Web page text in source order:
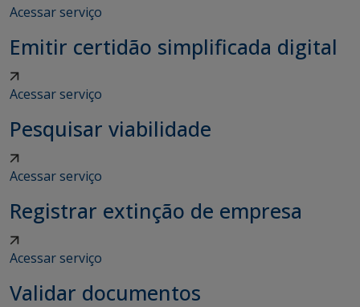
Acessar serviço
Emitir certidão simplificada digital
Acessar serviço
Pesquisar viabilidade
Acessar serviço
Registrar extinção de empresa
Acessar serviço
Validar documentos